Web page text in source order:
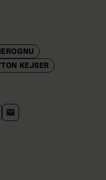
KEJSER